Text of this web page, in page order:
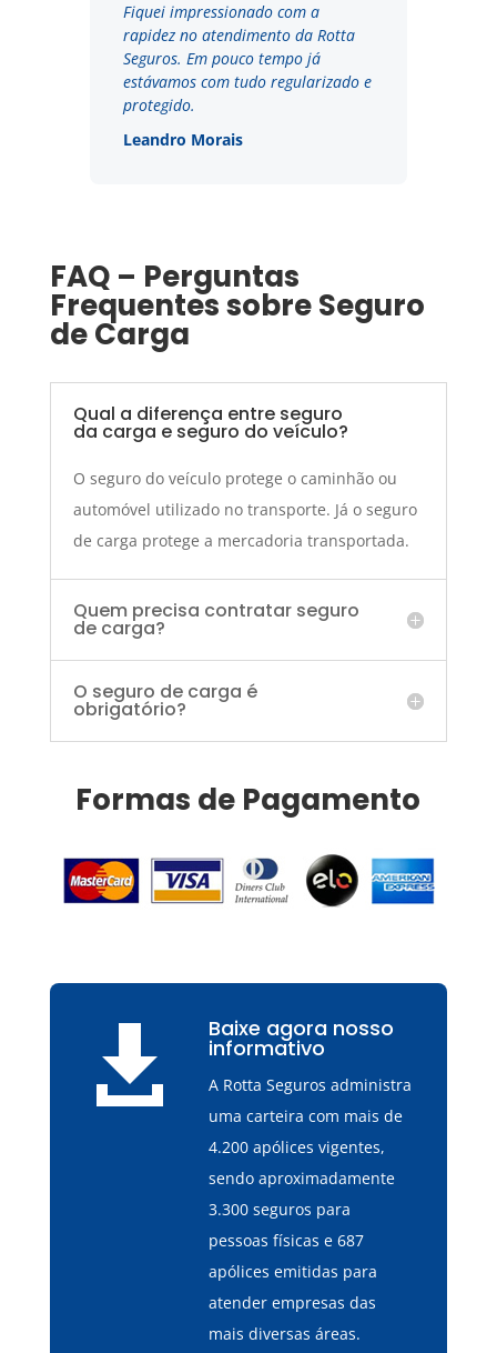
Fiquei impressionado com a
rapidez no atendimento da Rotta
Seguros. Em pouco tempo já
estávamos com tudo regularizado e
protegido.
Leandro Morais
FAQ – Perguntas
Frequentes sobre Seguro
de Carga
Qual a diferença entre seguro
da carga e seguro do veículo?
O seguro do veículo protege o caminhão ou
automóvel utilizado no transporte. Já o seguro
de carga protege a mercadoria transportada.
Quem precisa contratar seguro
de carga?
O seguro de carga é
obrigatório?
Formas de Pagamento
 Baixe agora nosso
informativo
A Rotta Seguros administra
uma carteira com mais de
4.200 apólices vigentes,
sendo aproximadamente
3.300 seguros para
pessoas físicas e 687
apólices emitidas para
atender empresas das
mais diversas áreas.